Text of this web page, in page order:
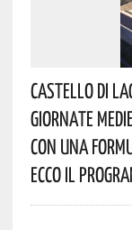
Castello Di
Giornate
Con Una
Ecco Il